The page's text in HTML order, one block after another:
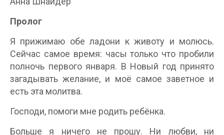
Пролог
Я прижимаю обе ладони к животу и молюсь.
Сейчас самое время: часы только что пробили
полночь первого января. В Новый год принято
загадывать желание, и моё самое заветное и
есть эта молитва.
Господи, помоги мне родить ребёнка.
Больше я ничего не прошу. Ни любви, ни